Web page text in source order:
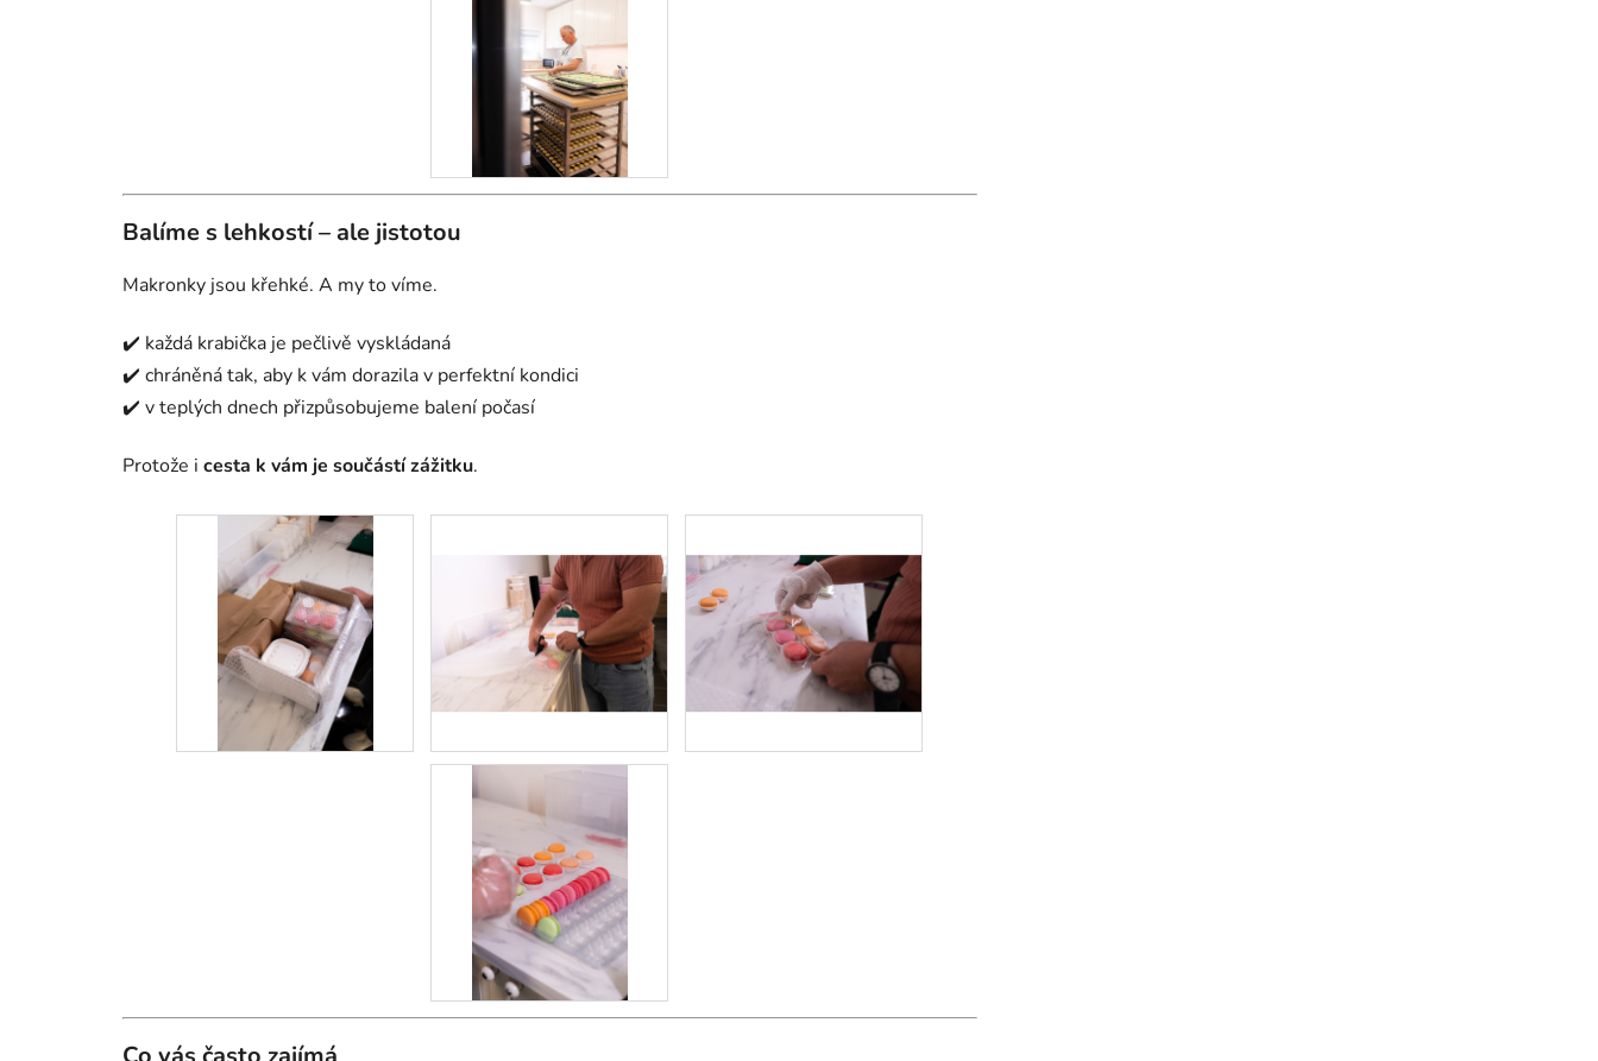
Balíme s lehkostí – ale jistotou
Makronky jsou křehké. A my to víme.
✔️ každá krabička je pečlivě vyskládaná
✔️ chráněná tak, aby k vám dorazila v perfektní kondici
✔️ v teplých dnech přizpůsobujeme balení počasí
Protože i cesta k vám je součástí zážitku.